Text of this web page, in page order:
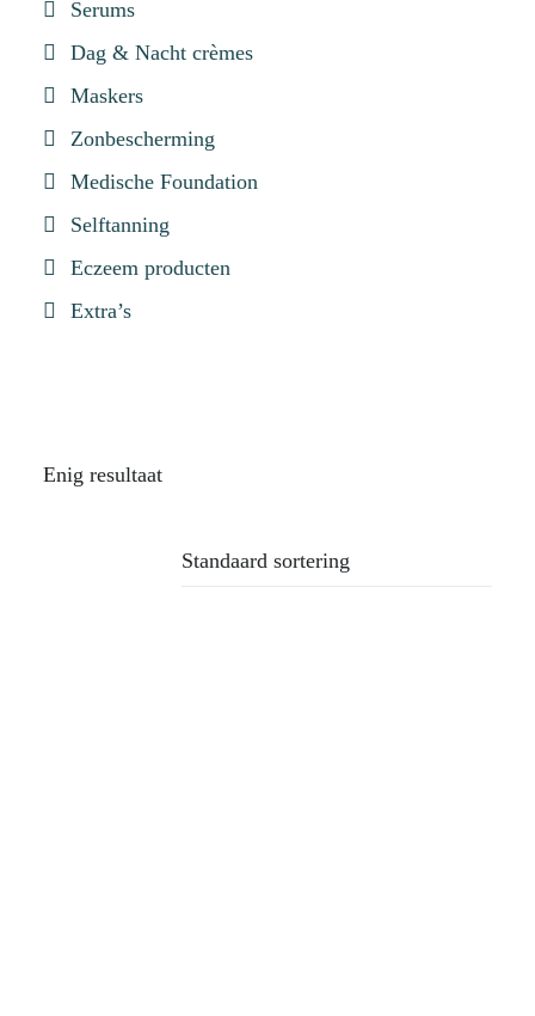
Serums
Dag & Nacht crèmes
Maskers
Zonbescherming
Medische Foundation
Selftanning
Eczeem producten
Extra’s
Enig resultaat